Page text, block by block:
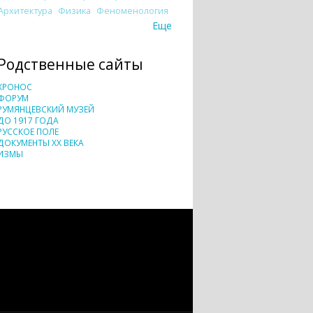
Физика Феноменология
Еще
сайты
МУЗЕЙ
1917 ГОДА
ПОЛЕ
XX ВЕКА